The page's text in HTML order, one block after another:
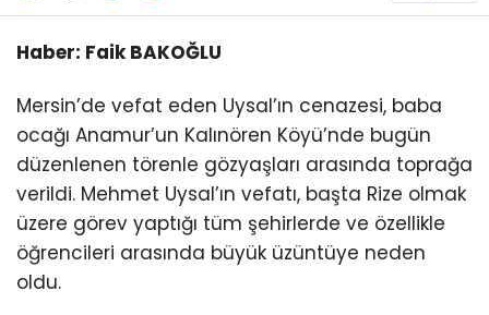
Haber: Faik BAKOĞLU
Mersin’de vefat eden Uysal’ın cenazesi, baba
ocağı Anamur’un Kalınören Köyü’nde bugün
düzenlenen törenle gözyaşları arasında toprağa
verildi. Mehmet Uysal’ın vefatı, başta Rize olmak
üzere görev yaptığı tüm şehirlerde ve özellikle
öğrencileri arasında büyük üzüntüye neden
oldu.